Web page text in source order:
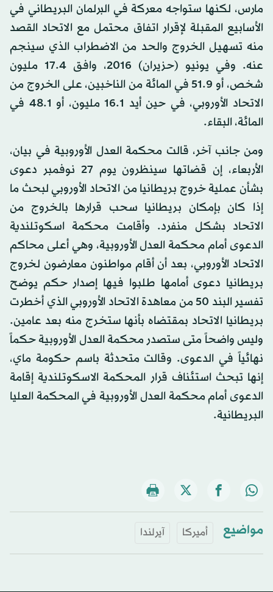
مارس، لكنها ستواجه معركة في البرلمان البريطاني في
الأسابيع المقبلة لإقرار اتفاق محتمل مع الاتحاد القصد
منه تسهيل الخروج والحد من الاضطراب الذي سينجم
عنه. وفي يونيو (حزيران) 2016، وافق 17.4 مليون
شخص، أو 51.9 في المائة من الناخبين، على الخروج من
الاتحاد الأوروبي، في حين أيد 16.1 مليون، أو 48.1 في
المائة، البقاء.
ومن جانب آخر، قالت محكمة العدل الأوروبية في بيان،
الأربعاء، إن قضاتها سينظرون يوم 27 نوفمبر دعوى
بشأن عملية خروج بريطانيا من الاتحاد الأوروبي لبحث ما
إذا كان بإمكان بريطانيا سحب قرارها بالخروج من
الاتحاد بشكل منفرد. وأقامت محكمة اسكوتلندية
الدعوى أمام محكمة العدل الأوروبية، وهي أعلى محاكم
الاتحاد الأوروبي، بعد أن أقام مواطنون معارضون لخروج
بريطانيا دعوى أمامها طلبوا فيها إصدار حكم يوضح
تفسير البند 50 من معاهدة الاتحاد الأوروبي الذي أخطرت
بريطانيا الاتحاد بمقتضاه بأنها ستخرج منه بعد عامين.
وليس واضحاً متى ستصدر محكمة العدل الأوروبية حكماً
نهائياً في الدعوى. وقالت متحدثة باسم حكومة ماي،
إنها تبحث استئناف قرار المحكمة الاسكوتلندية إقامة
الدعوى أمام محكمة العدل الأوروبية في المحكمة العليا
البريطانية.
مواضيع أميركا آيرلندا